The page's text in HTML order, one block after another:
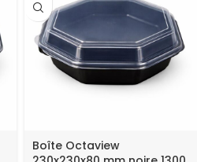
Boîte Octaview